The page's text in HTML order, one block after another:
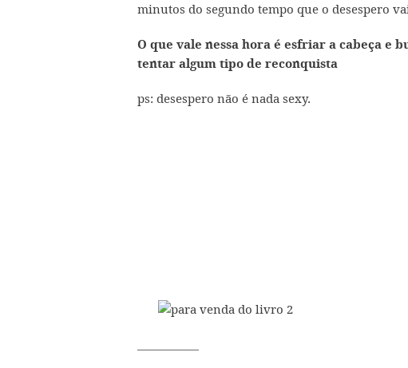
minutos do segundo tempo que o desespero
O que vale nessa hora é esfriar a cabeça e
tentar algum tipo de reconquista
ps: desespero não é nada sexy.